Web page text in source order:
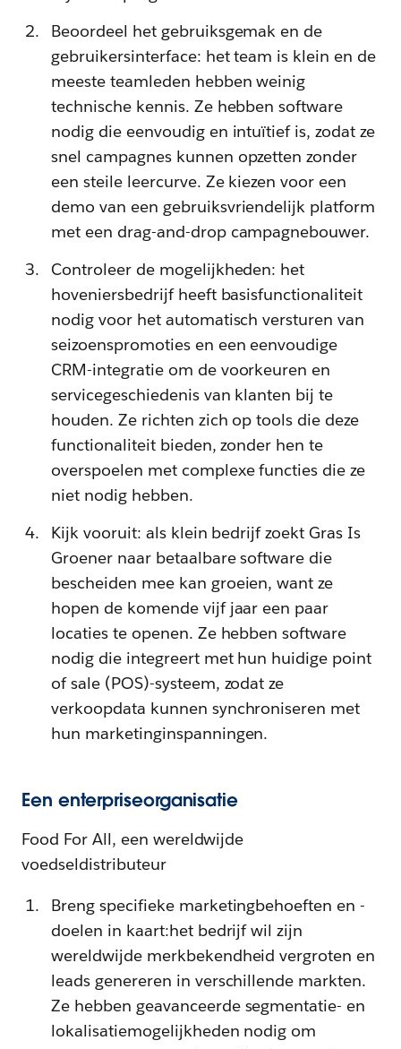
Beoordeel het gebruiksgemak en de
gebruikersinterface: het team is klein en de
meeste teamleden hebben weinig
technische kennis. Ze hebben software
nodig die eenvoudig en intuïtief is, zodat ze
snel campagnes kunnen opzetten zonder
een steile leercurve. Ze kiezen voor een
demo van een gebruiksvriendelijk platform
met een drag-and-drop campagnebouwer.
Controleer de mogelijkheden: het
hoveniersbedrijf heeft basisfunctionaliteit
nodig voor het automatisch versturen van
seizoenspromoties en een eenvoudige
CRM-integratie om de voorkeuren en
servicegeschiedenis van klanten bij te
houden. Ze richten zich op tools die deze
functionaliteit bieden, zonder hen te
overspoelen met complexe functies die ze
niet nodig hebben.
Kijk vooruit: als klein bedrijf zoekt Gras Is
Groener naar betaalbare software die
bescheiden mee kan groeien, want ze
hopen de komende vijf jaar een paar
locaties te openen. Ze hebben software
nodig die integreert met hun huidige point
of sale (POS)-systeem, zodat ze
verkoopdata kunnen synchroniseren met
hun marketinginspanningen.
Een enterpriseorganisatie
Food For All, een wereldwijde
voedseldistributeur
Breng specifieke marketingbehoeften en -
doelen in kaart:het bedrijf wil zijn
wereldwijde merkbekendheid vergroten en
leads genereren in verschillende markten.
Ze hebben geavanceerde segmentatie- en
lokalisatiemogelijkheden nodig om